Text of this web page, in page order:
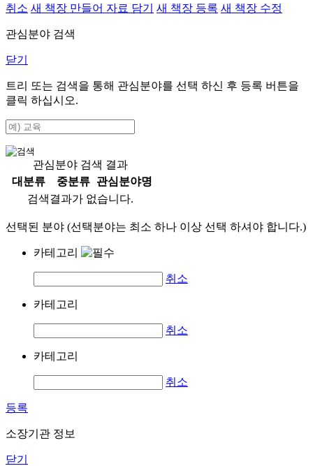
취소 새 책장 만들어 자료 담기 새 책장 등록 새 책장 수정
관심분야 검색
닫기
트리 또는 검색을 통해 관심분야를 선택 하신 후 등록 버튼을
클릭 하십시오.
관심분야 검색 결과
대분류
중분류
관심분야명
검색결과가 없습니다.
선택된 분야 (선택분야는 최소 하나 이상 선택 하셔야 합니다.)
카테고리
취소
카테고리
취소
카테고리
취소
등록
소장기관 정보
닫기